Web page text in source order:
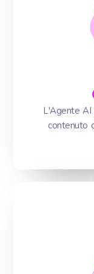
L'Agente AI
contenuto